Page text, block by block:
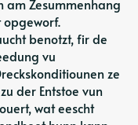
am Zesummenhang
opgeworf.
benotzt, fir de
vu
ze
der Entstoe vun
wat eescht